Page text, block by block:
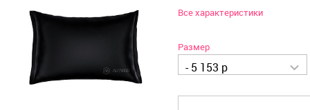
Все характеристики
Размер
- 5 153 р